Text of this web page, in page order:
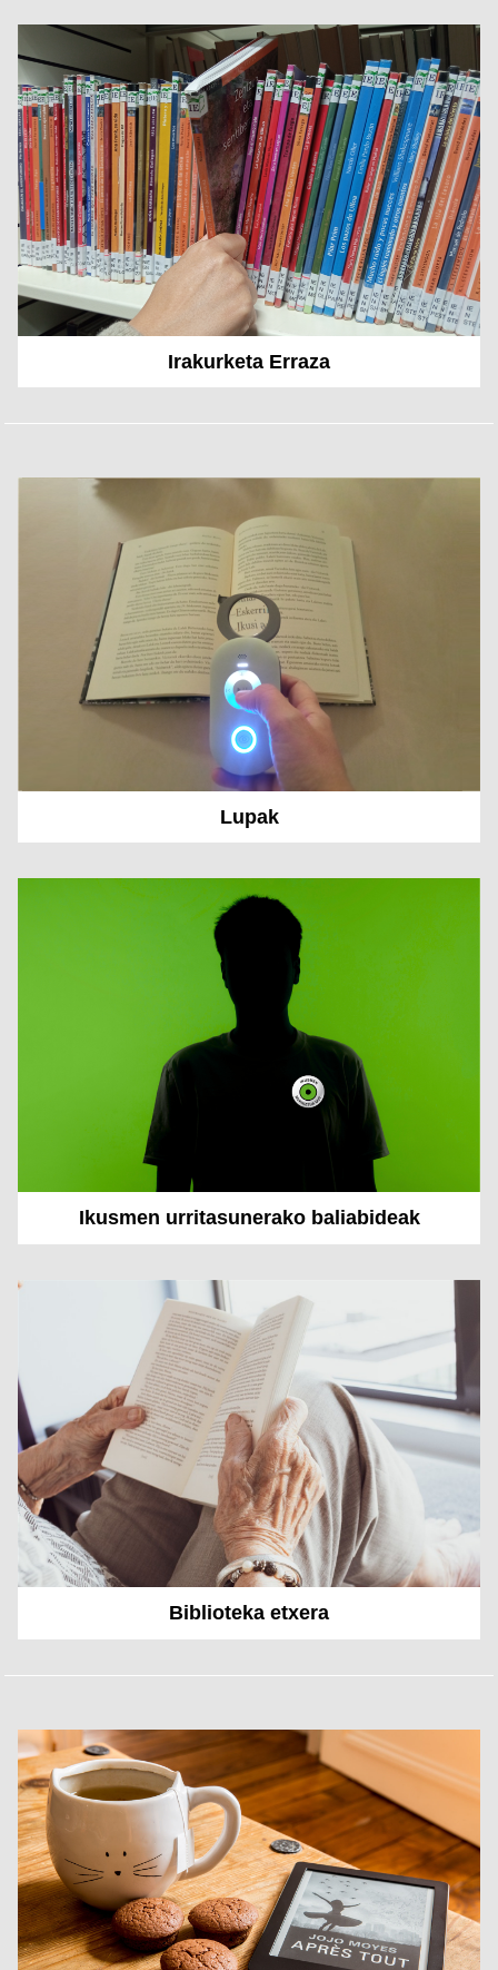
Irakurketa Erraza
Lupak
Ikusmen urritasunerako baliabideak
Biblioteka etxera